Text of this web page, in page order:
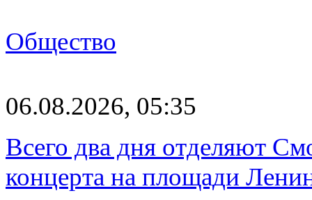
Общество
06.08.2026, 05:35
Всего два дня отделяют
концерта на площади